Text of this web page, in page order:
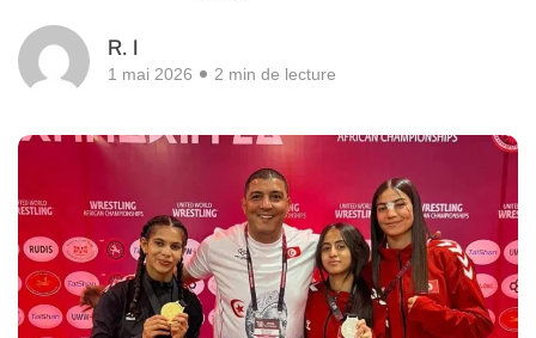
R. I
1 mai 2026 2 min de lecture